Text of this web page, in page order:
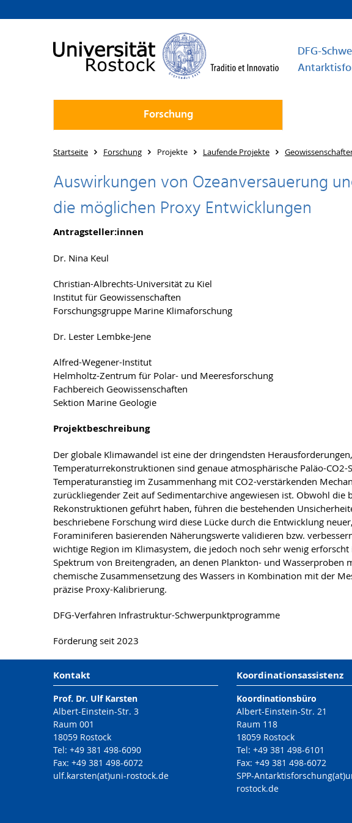
DFG-
Forschung
Startseite Forschung Projekte Laufende Projekte
Auswirkungen von Ozeanversauerung
die möglichen Proxy Entwicklungen
Antragsteller:innen
Dr. Nina Keul
Christian-Albrechts-Universität zu Kiel
Institut für Geowissenschaften
Forschungsgruppe Marine Klimaforschung
Dr. Lester Lembke-Jene
Alfred-Wegener-Institut
Helmholtz-Zentrum für Polar- und Meeresforschung
Fachbereich Geowissenschaften
Sektion Marine Geologie
Projektbeschreibung
Der globale Klimawandel ist eine der dringendsten
Temperaturrekonstruktionen sind genaue atmosphärische Paläo-
Temperaturanstieg im Zusammenhang mit CO2-verstärkenden
zurückliegender Zeit auf Sedimentarchive angewiesen ist. Obwohl
Rekonstruktionen geführt haben, führen die bestehenden
beschriebene Forschung wird diese Lücke durch die Entwicklung
Foraminiferen basierenden Näherungswerte validieren bzw.
wichtige Region im Klimasystem, die jedoch noch sehr wenig
Spektrum von Breitengraden, an denen Plankton- und
chemische Zusammensetzung des Wassers in Kombination mit der
präzise Proxy-Kalibrierung.
DFG-Verfahren Infrastruktur-Schwerpunktprogramme
Förderung seit 2023
Kontakt
Prof. Dr. Ulf Karsten
Albert-Einstein-Str. 3
Raum 001
18059 Rostock
Tel: +49 381 498-6090
Fax: +49 381 498-6072
ulf.karsten(at)uni-rostock.de
Koordinationsassistenz
Koordinationsbüro
Albert-Einstein-Str. 21
Raum 118
18059 Rostock
Tel: +49 381 498-6101
Fax: +49 381 498-6072
SPP-
rostock.de